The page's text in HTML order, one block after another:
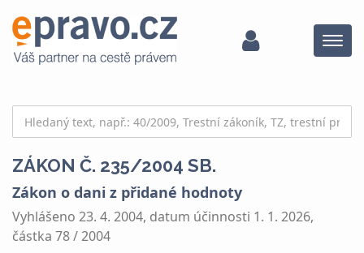
Menu
ZÁKON Č. 235/2004 SB.
Zákon o dani z přidané hodnoty
Vyhlášeno 23. 4. 2004, datum účinnosti 1. 1. 2026,
částka 78 / 2004